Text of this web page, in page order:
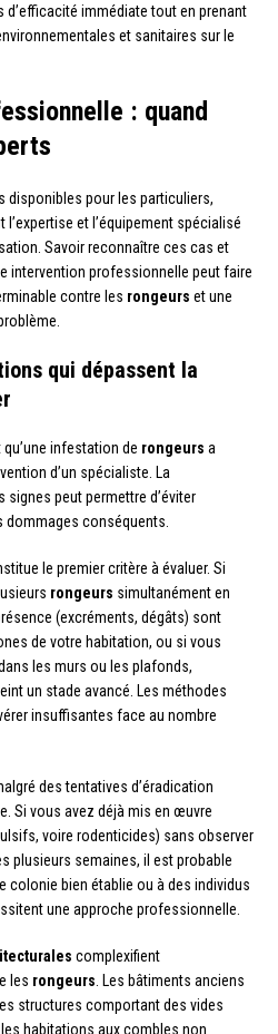
d’efficacité immédiate tout en prenant
et sanitaires sur le
: quand
disponibles pour les particuliers,
et l’équipement spécialisé
Savoir reconnaître ces cas et
intervention professionnelle peut faire
contre les rongeurs et une
qui dépassent la
infestation de rongeurs a
d’un spécialiste. La
peut permettre d’éviter
dommages conséquents.
le premier critère à évaluer. Si
rongeurs simultanément en
(excréments, dégâts) sont
de votre habitation, ou si vous
les murs ou les plafonds,
un stade avancé. Les méthodes
insuffisantes face au nombre
des tentatives d’éradication
Si vous avez déjà mis en œuvre
voire rodenticides) sans observer
plusieurs semaines, il est probable
colonie bien établie ou à des individus
une approche professionnelle.
complexifient
les rongeurs . Les bâtiments anciens
structures comportant des vides
habitations aux combles non